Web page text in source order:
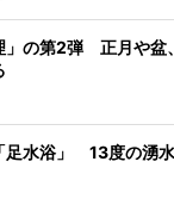
」の第2弾 正月や盆
足水浴」 13度の湧